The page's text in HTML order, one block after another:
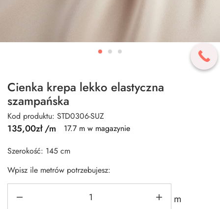
Cienka krepa lekko elastyczna
szampańska
Kod produktu: STD0306-SUZ
135,00zł/m
17.7 m w magazynie
Szerokość: 145 cm
Wpisz ile metrów potrzebujesz:
m